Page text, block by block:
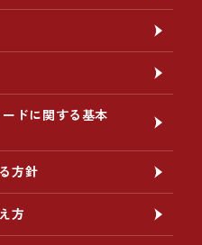
ドに関する基本
方針
方